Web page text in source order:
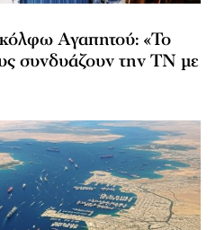
Αγαπητού: «Το
συνδυάζουν την ΤΝ με